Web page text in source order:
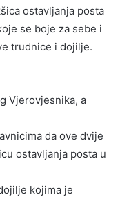
ostavljanja posta
se boje za sebe i
trudnice i dojilje.
Vjerovjesnika, a
da ove dvije
ostavljanja posta u
kojima je